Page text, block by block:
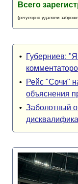
Всего
(регулярно удаляем
•
Губерниев:
•
Рейс "Сочи"
объяснения
• Заболотный